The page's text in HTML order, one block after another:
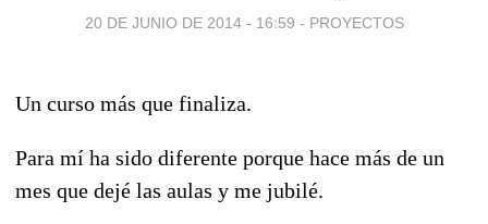
20 DE JUNIO DE 2014 - 16:59 - PROYECTOS
Un curso más que finaliza.
Para mí ha sido diferente porque hace más de un
mes que dejé las aulas y me jubilé.